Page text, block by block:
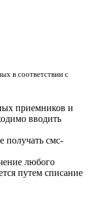
в соответствии с
приемников и
вводить
получать смс-
любого
путем списание